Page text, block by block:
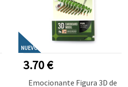
NUEVO
3.70 €
Emocionante Figura 3D de